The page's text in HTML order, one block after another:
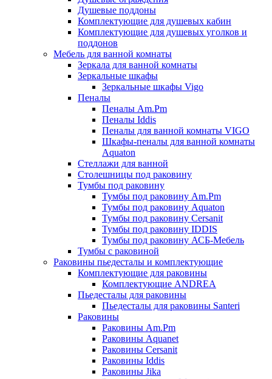
Душевые поддоны
Комплектующие для душевых кабин
Комплектующие для душевых уголков и
поддонов
Мебель для ванной комнаты
Зеркала для ванной комнаты
Зеркальные шкафы
Зеркальные шкафы Vigo
Пеналы
Пеналы Am.Pm
Пеналы Iddis
Пеналы для ванной комнаты VIGO
Шкафы-пеналы для ванной комнаты
Aquaton
Стеллажи для ванной
Столешницы под раковину
Тумбы под раковину
Тумбы под раковину Am.Pm
Тумбы под раковину Aquaton
Тумбы под раковину Cersanit
Тумбы под раковину IDDIS
Тумбы под раковину АСБ-Мебель
Тумбы с раковиной
Раковины пьедесталы и комплектующие
Комплектующие для раковины
Комплектующие ANDREA
Пьедесталы для раковины
Пьедесталы для раковины Santeri
Раковины
Раковины Am.Pm
Раковины Aquanet
Раковины Cersanit
Раковины Iddis
Раковины Jika